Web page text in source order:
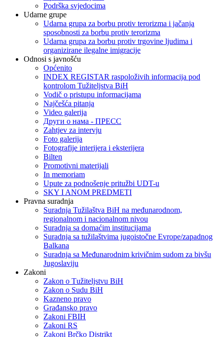
Podrška svjedocima
Udarne grupe
Udarna grupa za borbu protiv terorizma i jačanja
sposobnosti za borbu protiv terorizma
Udarna grupa za borbu protiv trgovine ljudima i
organizirane ilegalne imigracije
Odnosi s javnošću
Općenito
INDEX REGISTAR raspoloživih informacija pod
kontrolom Tužiteljstva BiH
Vodič o pristupu informacijama
Najčešća pitanja
Video galerija
Други о нама - ПРЕСC
Zahtjev za intervju
Foto galerija
Fotografije interijera i eksterijera
Bilten
Promotivni materijali
In memoriam
Upute za podnošenje pritužbi UDT-u
SKY I ANOM PREDMETI
Pravna suradnja
Suradnja Tužilaštva BiH na međunarodnom,
regionalnom i nacionalnom nivou
Suradnja sa domaćim institucijama
Suradnja sa tužilaštvima jugoistočne Evrope/zapadnog
Balkana
Suradnja sa Međunarodnim krivičnim sudom za bivšu
Jugoslaviju
Zakoni
Zakon o Тužiteljstvu BiH
Zakon o Sudu BiH
Kazneno pravo
Građansko pravo
Zakoni FBIH
Zakoni RS
Zakoni Brčko Distrikt